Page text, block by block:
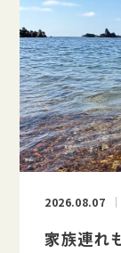
2026.08.07
家族連れ